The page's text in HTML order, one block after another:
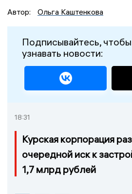
Автор:
Ольга Каштенкова
Подписывайтесь,
узнавать новости:
18:31
Курская корпорация
очередной иск к
1,7 млрд рублей